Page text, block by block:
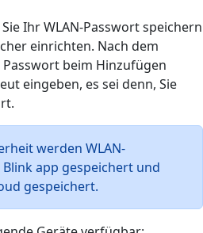
Ihr WLAN-Passwort speichern
einrichten. Nach dem
beim Hinzufügen
eingeben, es sei denn, Sie
werden WLAN-
app gespeichert und
gespeichert.